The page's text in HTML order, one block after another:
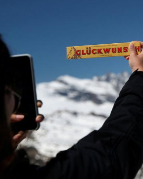
öffnen/schließen